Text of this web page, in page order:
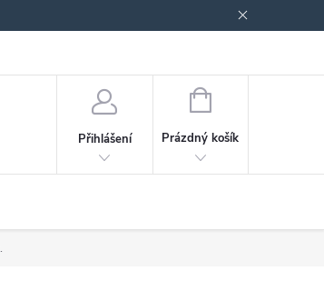
Přihlášení
NÁKUPNÍ
Prázdný košík